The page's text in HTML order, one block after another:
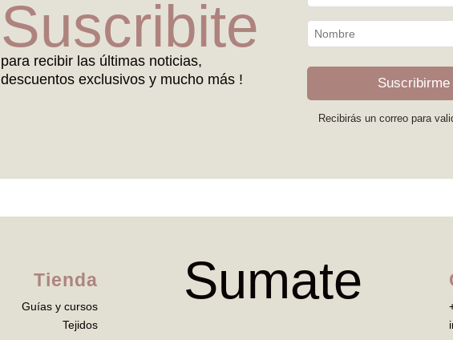
Suscribite
para recibir las últimas noticias,
descuentos exclusivos y mucho más !
Suscribirme
Recibirás un correo para
Tienda
Guías y cursos
Tejidos
Sumate